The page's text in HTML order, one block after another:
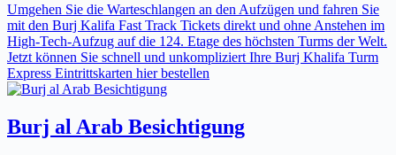
Umgehen Sie die Warteschlangen an den Aufzügen und fahren Sie
mit den Burj Kalifa Fast Track Tickets direkt und ohne Anstehen im
High-Tech-Aufzug auf die 124. Etage des höchsten Turms der Welt.
Jetzt können Sie schnell und unkompliziert Ihre Burj Khalifa Turm
Express Eintrittskarten hier bestellen
Burj al Arab Besichtigung